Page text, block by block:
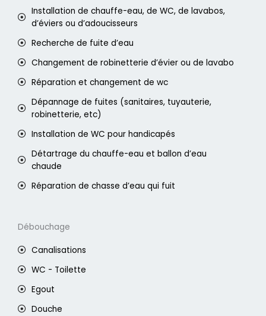
Installation de chauffe-eau, de WC, de lavabos,
d’éviers ou d’adoucisseurs
Recherche de fuite d’eau
Changement de robinetterie d’évier ou de lavabo
Réparation et changement de wc
Dépannage de fuites (sanitaires, tuyauterie,
robinetterie, etc)
Installation de WC pour handicapés
Détartrage du chauffe-eau et ballon d’eau
chaude
Réparation de chasse d’eau qui fuit
Débouchage
Canalisations
WC - Toilette
Egout
Douche